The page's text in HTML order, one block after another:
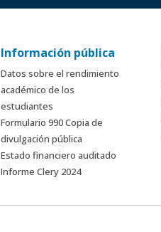
Información pública
Datos sobre el rendimiento
académico de los
estudiantes
Formulario 990 Copia de
divulgación pública
Estado financiero auditado
Informe Clery 2024